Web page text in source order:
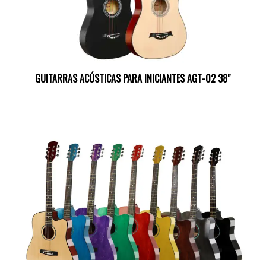
GUITARRAS ACÚSTICAS PARA INICIANTES AGT-02 38″